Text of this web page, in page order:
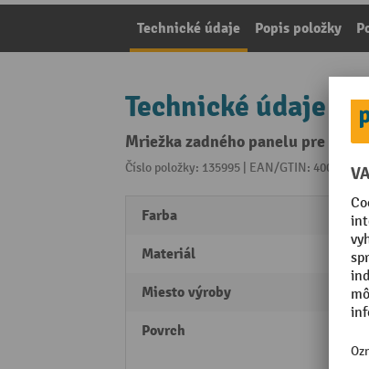
Technické údaje Popis položky
Technické údaje
Mriežka zadného panelu pre
Číslo položky: 135995 | EAN/GTIN:
Farba
Materiál
Miesto výroby
Povrch